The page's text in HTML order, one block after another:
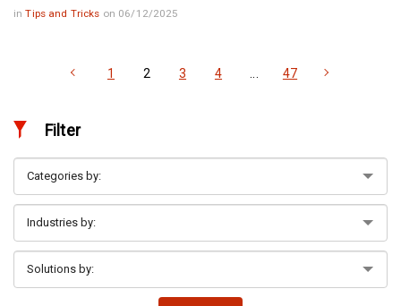
inTips and Tricks on 06/12/2025
1 2 3 4 47
Filter